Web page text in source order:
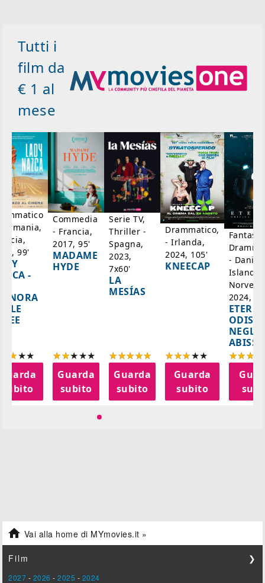
Tutti i
film da
€ 1 al
mese
99'
-
subito
Commedia
- Francia,
2017, 95'
MADAME
HYDE
Guarda
subito
Serie TV,
Thriller -
Spagna,
2023,
7x60'
LA
MESÍAS
Guarda
subito
Drammatico,
- Irlanda,
2024, 105'
KNEECAP
Guarda
subito
-
Islanda,
2024,
NEGLI
ABISSI
 Vai alla home di MYmovies.it »
Film ❯
2027 - 2026 -2025 - 2024